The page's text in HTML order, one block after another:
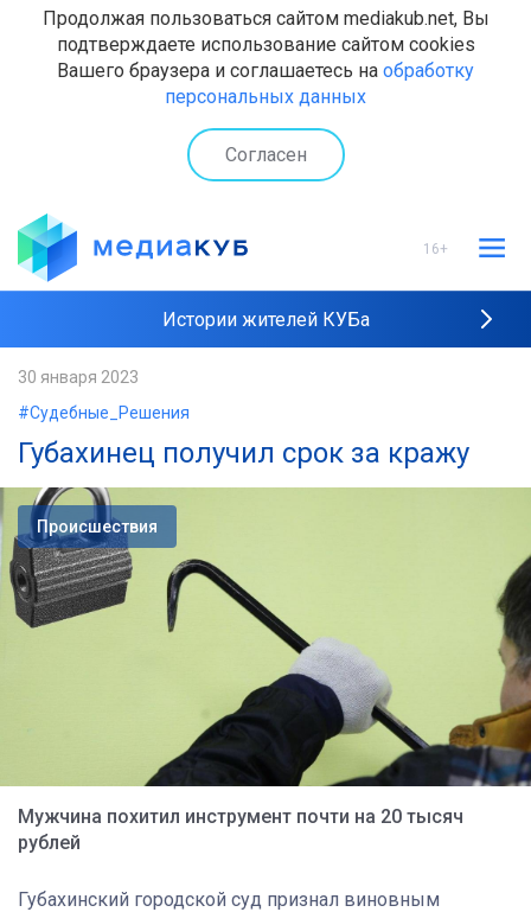
Продолжая пользоваться сайтом mediakub.net, Вы
подтверждаете использование сайтом cookies
Вашего браузера и соглашаетесь на обработку
персональных данных
Согласен
16+
Истории жителей КУБа
30 января 2023
#Судебные_Решения
Губахинец получил срок за кражу
Происшествия
Мужчина похитил инструмент почти на 20 тысяч
рублей
Губахинский городской суд признал виновным